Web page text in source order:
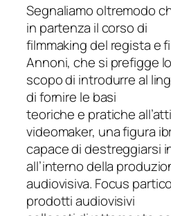
Segnaliamo oltremodo
in partenza il corso di
filmmaking del regista e
Annoni, che si prefigge lo
scopo di introdurre al
di fornire le basi
teoriche e pratiche
videomaker, una figura
capace di destreggiarsi
all’interno della
audiovisiva. Focus
prodotti audiovisivi